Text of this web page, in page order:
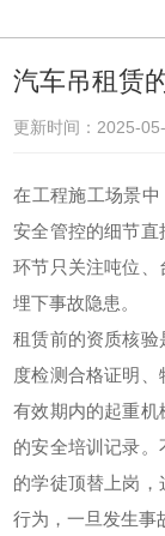
汽车吊租赁
更新时间：2025-
在工程施工场景中
安全管控的细节
环节只关注吨位
埋下事故隐患。
租赁前的资质核
度检测合格证明
有效期内的起重机
的安全培训记录
的学徒顶替上岗
行为，一旦发生事